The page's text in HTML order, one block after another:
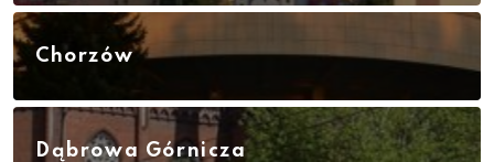
Chorzów
Dąbrowa Górnicza